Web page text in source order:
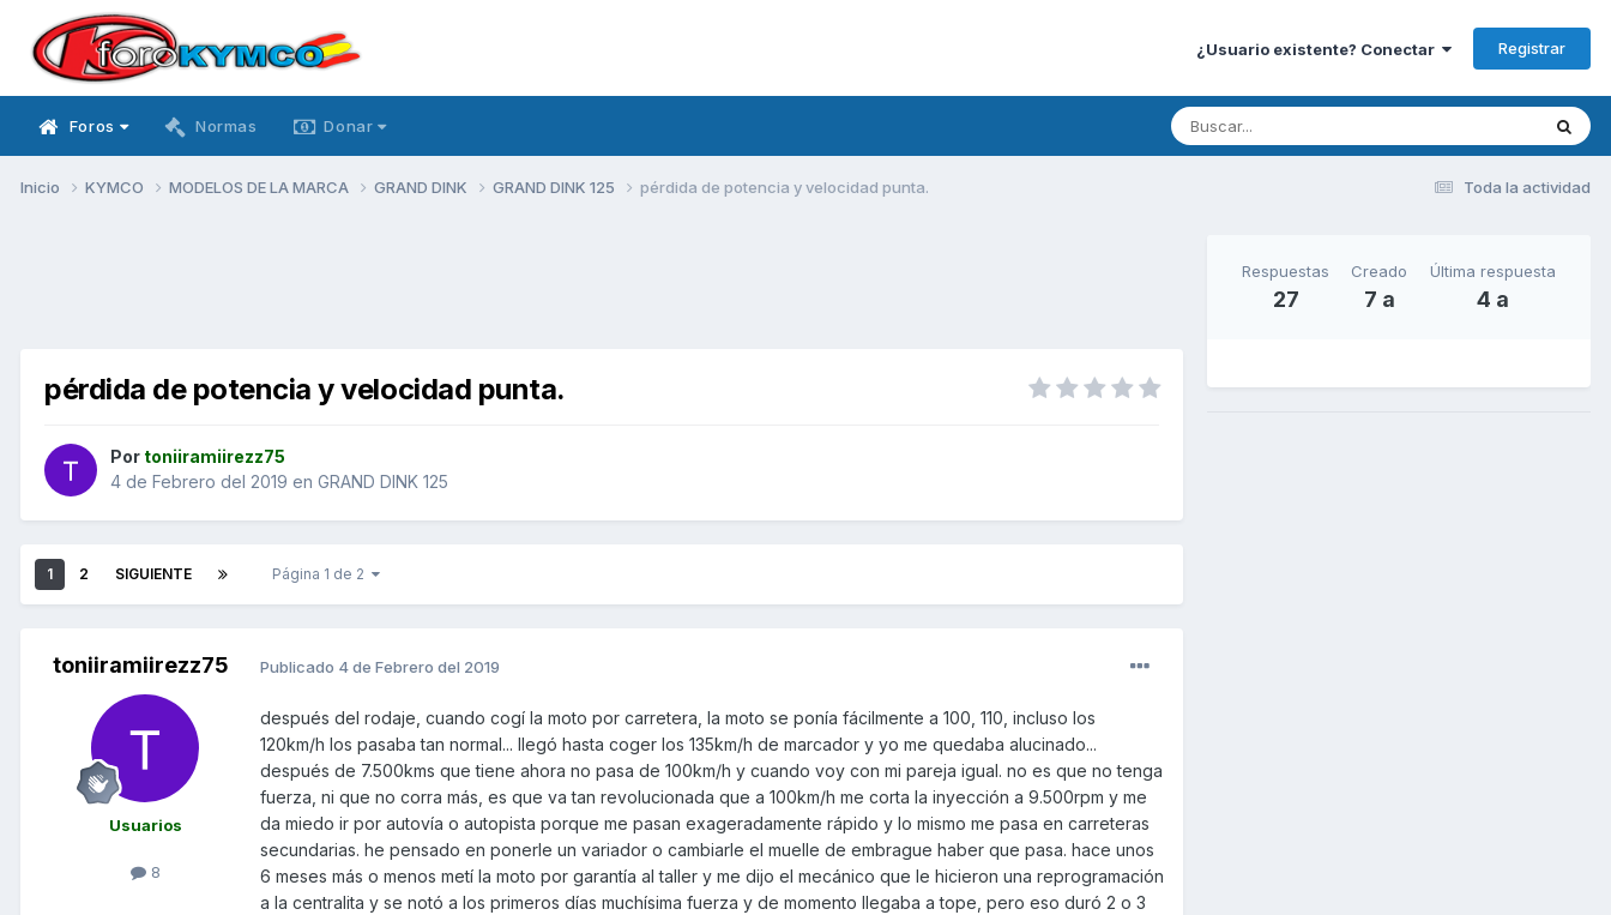
¿Usuario existente? Conectar Registrar
Foros Normas Donar
Toda la actividad
Inicio KYMCO MODELOS DE LA MARCA GRAND DINK GRAND DINK 125 pérdida de potencia y velocidad punta.
pérdida de potencia y velocidad punta.
Por toniiramiirezz75
4 de Febrero del 2019 en GRAND DINK 125
1 2 SIGUIENTE Página 1 de 2
toniiramiirezz75
Usuarios
8
Publicado 4 de Febrero del 2019
después del rodaje, cuando cogí la moto por carretera, la moto se ponía fácilmente a 100, 110, incluso los
120km/h los pasaba tan normal... llegó hasta coger los 135km/h de marcador y yo me quedaba alucinado...
después de 7.500kms que tiene ahora no pasa de 100km/h y cuando voy con mi pareja igual. no es que no tenga
fuerza, ni que no corra más, es que va tan revolucionada que a 100km/h me corta la inyección a 9.500rpm y me
da miedo ir por autovía o autopista porque me pasan exageradamente rápido y lo mismo me pasa en carreteras
secundarias. he pensado en ponerle un variador o cambiarle el muelle de embrague haber que pasa. hace unos
6 meses más o menos metí la moto por garantía al taller y me dijo el mecánico que le hicieron una reprogramación
a la centralita y se notó a los primeros días muchísima fuerza y de momento llegaba a tope, pero eso duró 2 o 3
Respuestas
27
Creado
7 a
Última respuesta
4 a